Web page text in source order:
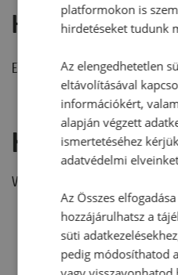
Hozzászólások
Ehhez a recepthez még nem
Hozzászólás
Vélemény írásához, kérjük,
platformokon is
hirdetéseket tudunk
Az elengedhetetlen
eltávolításával
információkért,
alapján végzett
ismertetéséhez
adatvédelmi
Az Összes
hozzájárulhatsz a
süti
pedig módosíthatod